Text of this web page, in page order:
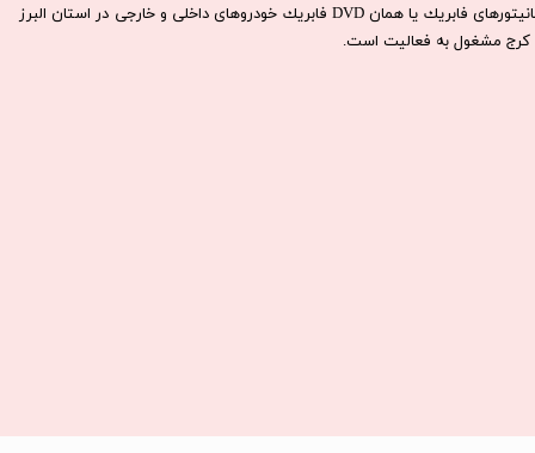
مانيتورهای فابريك يا همان DVD فابريك خودروهای داخلی و خارجی در استان البرز
كرج مشغول به فعاليت است.​​​​​​​